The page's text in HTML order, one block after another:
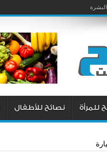
للمرأة نصائح للأطفال